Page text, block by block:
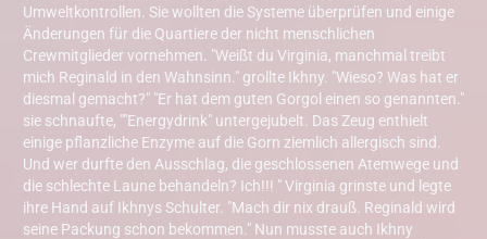
Umweltkontrollen. Sie wollten die Systeme überprüfen und einige
Änderungen für die Quartiere der nicht menschlichen
Crewmitglieder vornehmen. "Weißt du Virginia, manchmal treibt
mich Reginald in den Wahnsinn." grollte Ikhny. "Wieso? Was hat er
diesmal gemacht?" "Er hat dem guten Gorgol einen so genannten."
sie schnaufte, ""Energydrink" untergejubelt. Das Zeug enthielt
einige pflanzliche Enzyme auf die Gorn ziemlich allergisch sind.
Und wer durfte den Ausschlag, die geschlossenen Atemwege und
die schlechte Laune behandeln? Ich!!! " Virginia grinste und legte
ihre Hand auf Ikhnys Schulter. "Mach dir nix drauß. Reginald wird
seine Packung schon bekommen." Nun musste auch Ikhny